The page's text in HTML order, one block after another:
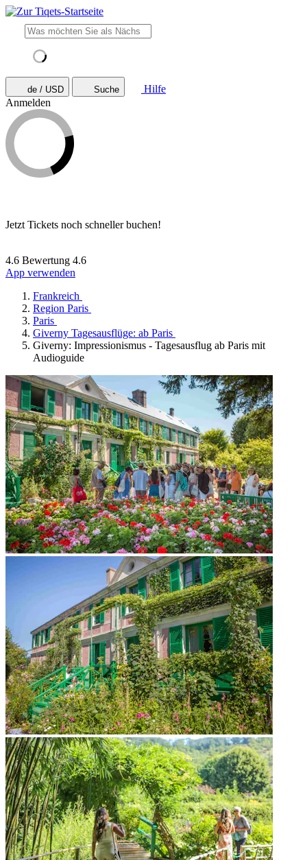
de / USD Suche
Hilfe
Anmelden
Jetzt Tickets noch schneller buchen!
4.6 Bewertung 4.6
App verwenden
Frankreich
Region Paris
Paris
Giverny Tagesausflüge: ab Paris
Giverny: Impressionismus - Tagesausflug ab Paris mit
Audioguide